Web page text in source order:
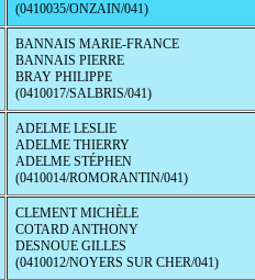
(0410035/ONZAIN/041)
BANNAIS MARIE-FRANCE
BANNAIS PIERRE
BRAY PHILIPPE
(0410017/SALBRIS/041)
ADELME LESLIE
ADELME THIERRY
ADELME STÉPHEN
(0410014/ROMORANTIN/041)
CLEMENT MICHÈLE
COTARD ANTHONY
DESNOUE GILLES
(0410012/NOYERS SUR CHER/041)